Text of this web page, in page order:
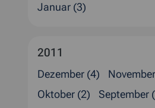
Januar (3)
2011
Dezember (4)
Oktober (2)
September